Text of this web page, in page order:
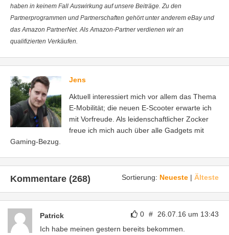
haben in keinem Fall Auswirkung auf unsere Beiträge. Zu den
Partnerprogrammen und Partnerschaften gehört unter anderem eBay und
das Amazon PartnerNet. Als Amazon-Partner verdienen wir an
qualifizierten Verkäufen.
Jens
Aktuell interessiert mich vor allem das Thema
E-Mobilität; die neuen E-Scooter erwarte ich
mit Vorfreude. Als leidenschaftlicher Zocker
freue ich mich auch über alle Gadgets mit
Gaming-Bezug.
Sortierung: Neueste | Älteste
Kommentare (268)
0 # 26.07.16 um 13:43
Patrick
Ich habe meinen gestern bereits bekommen.